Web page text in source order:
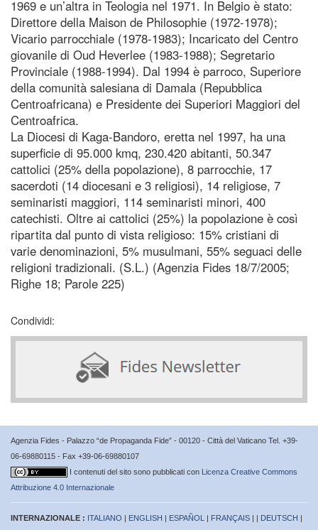
1969 e un’altra in Teologia nel 1971. In Belgio è stato:
Direttore della Maison de Philosophie (1972-1978);
Vicario parrocchiale (1978-1983); Incaricato del Centro
giovanile di Oud Heverlee (1983-1988); Segretario
Provinciale (1988-1994). Dal 1994 è parroco, Superiore
della comunità salesiana di Damala (Repubblica
Centroafricana) e Presidente dei Superiori Maggiori del
Centroafrica.
La Diocesi di Kaga-Bandoro, eretta nel 1997, ha una
superficie di 95.000 kmq, 230.420 abitanti, 50.347
cattolici (25% della popolazione), 8 parrocchie, 17
sacerdoti (14 diocesani e 3 religiosi), 14 religiose, 7
seminaristi maggiori, 114 seminaristi minori, 400
catechisti. Oltre ai cattolici (25%) la popolazione è così
ripartita dal punto di vista religioso: 15% cristiani di
varie denominazioni, 5% musulmani, 55% seguaci delle
religioni tradizionali. (S.L.) (Agenzia Fides 18/7/2005;
Righe 18; Parole 225)
Condividi:
Agenzia Fides - Palazzo “de Propaganda Fide” - 00120 - Città del Vaticano Tel. +39-
06-69880115 - Fax +39-06-69880107
I contenuti del sito sono pubblicati con Licenza Creative Commons
Attribuzione 4.0 Internazionale
INTERNAZIONALE : ITALIANO | ENGLISH | ESPAÑOL | FRANÇAIS | | DEUTSCH |